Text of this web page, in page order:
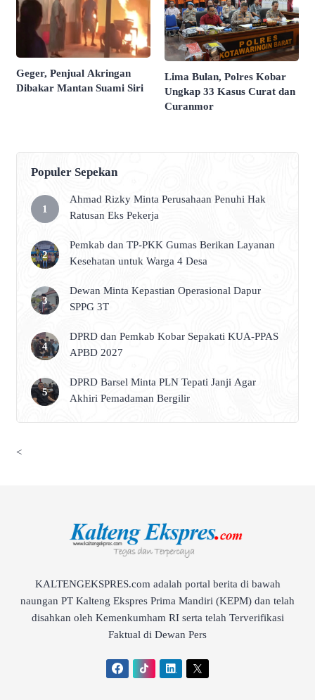
Geger, Penjual Akringan
Dibakar Mantan Suami Siri
Lima Bulan, Polres Kobar
Ungkap 33 Kasus Curat dan
Curanmor
Populer Sepekan
Ahmad Rizky Minta Perusahaan Penuhi Hak
Ratusan Eks Pekerja
Pemkab dan TP-PKK Gumas Berikan Layanan
Kesehatan untuk Warga 4 Desa
Dewan Minta Kepastian Operasional Dapur
SPPG 3T
DPRD dan Pemkab Kobar Sepakati KUA-PPAS
APBD 2027
DPRD Barsel Minta PLN Tepati Janji Agar
Akhiri Pemadaman Bergilir
<
KALTENGEKSPRES.com adalah portal berita di bawah
naungan PT Kalteng Ekspres Prima Mandiri (KEPM) dan telah
disahkan oleh Kemenkumham RI serta telah Terverifikasi
Faktual di Dewan Pers